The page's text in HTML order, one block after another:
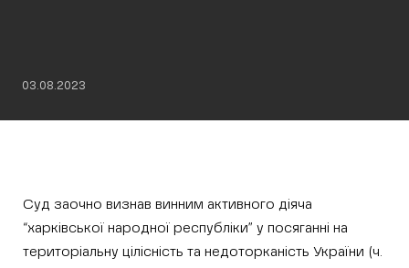
03.08.2023
Суд заочно визнав винним активного діяча
“харківської народної республіки” у посяганні на
територіальну цілісність та недоторканість України (ч.